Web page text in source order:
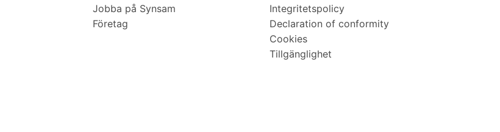
Jobba på Synsam
Företag
Integritetspolicy
Declaration of conformity
Cookies
Tillgänglighet